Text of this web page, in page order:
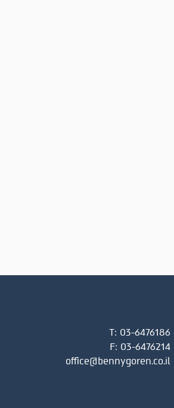
T: 03-6476186
F: 03-6476214
office@bennygoren.co.il